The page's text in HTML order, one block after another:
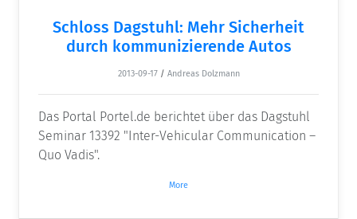
Schloss Dagstuhl: Mehr Sicherheit
durch kommunizierende Autos
2013-09-17 / Andreas Dolzmann
Das Portal Portel.de berichtet über das Dagstuhl
Seminar 13392 "Inter-Vehicular Communication –
Quo Vadis".
More